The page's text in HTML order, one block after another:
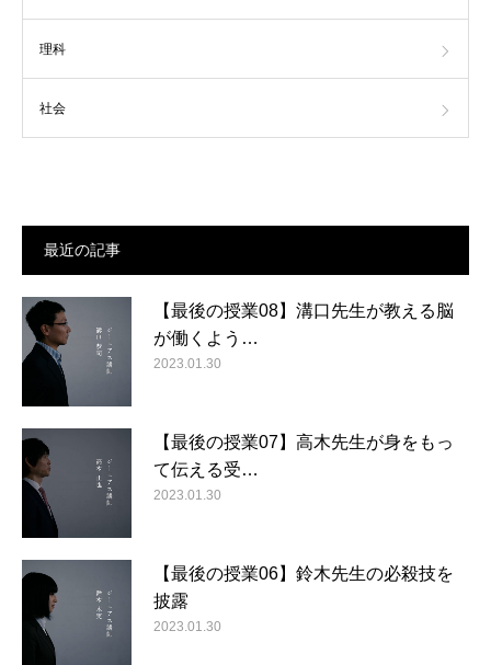
理科
社会
最近の記事
【最後の授業08】溝口先生が教える脳
が働くよう…
2023.01.30
【最後の授業07】高木先生が身をもっ
て伝える受…
2023.01.30
【最後の授業06】鈴木先生の必殺技を
披露
2023.01.30